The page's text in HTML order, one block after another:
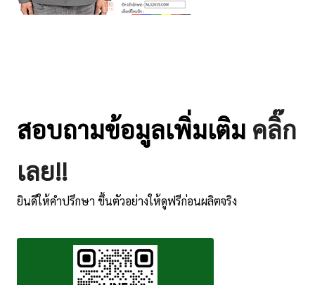
สอบถามข้อมูลเพิ่มเติม คลิ๊ก
เลย!!
ยินดีให้คำปรึกษา ขึ้นตัวอย่างให้ดูฟรีก่อนผลิตจริง